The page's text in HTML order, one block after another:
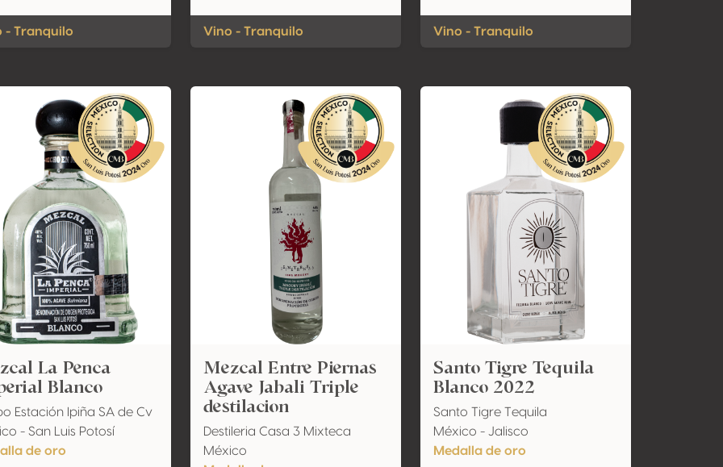
- Tranquilo Vino - Tranquilo Vino - Tranquilo
La Penca
Blanco
Estación Ipiña SA de Cv
- San Luis Potosí
de oro
Mezcal Entre Piernas
Agave Jabali Triple
destilacion
Destileria Casa 3 Mixteca
México
Santo Tigre Tequila
Blanco 2022
Santo Tigre Tequila
México - Jalisco
Medalla de oro